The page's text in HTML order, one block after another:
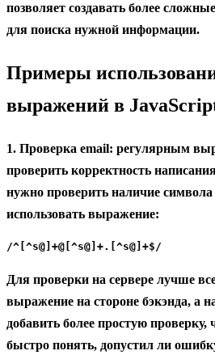
позволяет создавать более
для поиска нужной информации.
Примеры
выражений в
1. Проверка email: регулярным
проверить корректность
нужно проверить наличие
использовать выражение:
/^[^s@]+@[^s@]+.[^s@]+$/
Для проверки на сервере лучше
выражение на стороне бэкэнда, а
добавить более простую проверку,
быстро понять, допустил ли